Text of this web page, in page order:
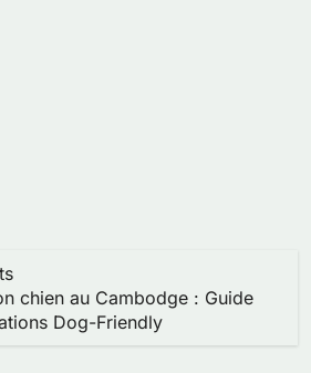
chien au Cambodge : Guide
Dog-Friendly